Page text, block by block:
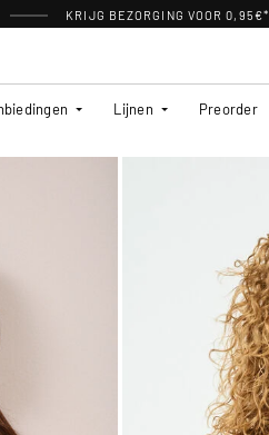
KRIJG BEZORGING VOOR 0,95€*
Lijnen Preorder